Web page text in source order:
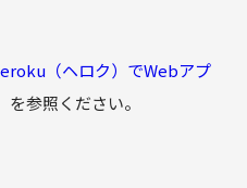
（ヘロク）でWebアプ
を参照ください。